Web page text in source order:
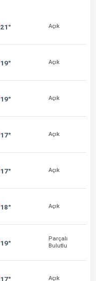
21° Açık
19° Açık
19° Açık
17° Açık
17° Açık
18° Açık
19°
Parçalı
Bulutlu
17° Açık